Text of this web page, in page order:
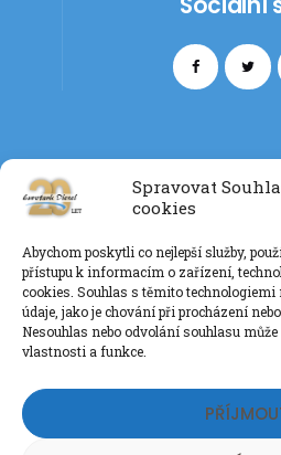
Spravovat
cookies
Abychom poskytli co nejlepší služby,
přístupu k informacím o zařízení,
cookies. Souhlas s těmito
údaje, jako je chování při procházení
Nesouhlas nebo odvolání souhlasu
vlastnosti a funkce.
+420 777